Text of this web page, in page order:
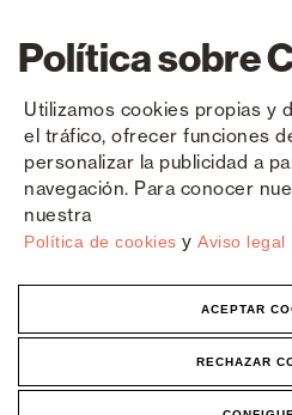
Política sobre
Utilizamos cookies propias y
el tráfico, ofrecer funciones
personalizar la publicidad a
navegación. Para conocer
nuestra
Política de cookies y Aviso legal
ACEPTAR
RECHAZAR
Copyright © Saxun 2023 - 2026 Política de